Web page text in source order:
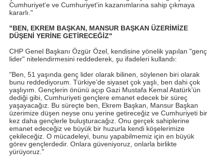
Cumhuriyet'e ve Cumhuriyet'in kazanımlarına sahip çıkmaya
kararlı."
"BEN, EKREM BAŞKAN, MANSUR BAŞKAN ÜZERİMİZE
DÜŞENİ YERİNE GETİRECEĞİZ"
CHP Genel Başkanı Özgür Özel, kendisine yönelik yapılan "genç
lider" nitelendirmesini reddederek, şu ifadeleri kullandı:
"Ben, 51 yaşında genç lider olarak bilinen, söylenen biri olarak
bunu reddediyorum. Türkiye’de siyaset çok yaşlı, ben dahi çok
yaşlıyım. Gençlerin önünü açıp Gazi Mustafa Kemal Atatürk’ün
dediği gibi, Cumhuriyeti gençlere emanet edecek bir süreç
yaşayacağız. Bu süreçte ben, Ekrem Başkan, Mansur Başkan
üzerimize düşen neyse onu yerine getireceğiz ve Cumhuriyeti bir
kez daha gençlerle buluşturacağız. Onu gerçek sahiplerine
emanet edeceğiz ve büyük bir huzurla kendi köşelerimize
çekileceğiz. O mücadeleyi, bunu yapabilmemiz için en büyük
görev gençlerdedir. Onlara güveniyoruz, onlarla birlikte
yürüyoruz."